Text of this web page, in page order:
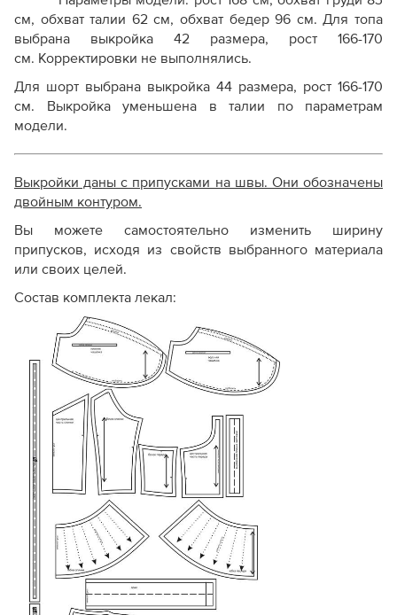
см, обхват талии 62 см, обхват бедер 96 см. Для топа
выбрана выкройка 42 размера, рост 166-170
см. Корректировки не выполнялись.
Для шорт выбрана выкройка 44 размера, рост 166-170
см. Выкройка уменьшена в талии по параметрам
модели.
Выкройки даны с припусками на швы. Они обозначены
двойным контуром.
Вы можете самостоятельно изменить ширину
припусков, исходя из свойств выбранного материала
или своих целей.
Состав комплекта лекал: